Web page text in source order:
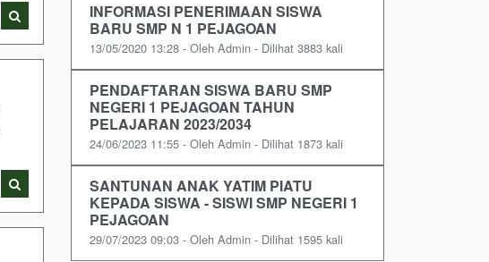
INFORMASI PENERIMAAN SISWA
BARU SMP N 1 PEJAGOAN
13/05/2020 13:28 - Oleh Admin - Dilihat 3883 kali
PENDAFTARAN SISWA BARU SMP
NEGERI 1 PEJAGOAN TAHUN
PELAJARAN 2023/2034
24/06/2023 11:55 - Oleh Admin - Dilihat 1873 kali
SANTUNAN ANAK YATIM PIATU
KEPADA SISWA - SISWI SMP NEGERI 1
PEJAGOAN
29/07/2023 09:03 - Oleh Admin - Dilihat 1595 kali